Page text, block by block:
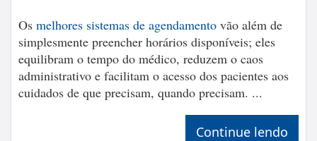
Os melhores sistemas de agendamento vão além de
simplesmente preencher horários disponíveis; eles
equilibram o tempo do médico, reduzem o caos
administrativo e facilitam o acesso dos pacientes aos
cuidados de que precisam, quando precisam. ...
Continue lendo